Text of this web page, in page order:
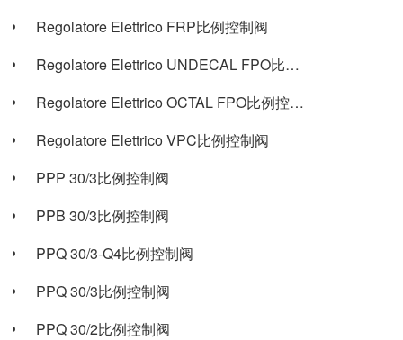
Regolatore Elettrico FRP比例控制阀
Regolatore Elettrico UNDECAL FPO比例控制阀
Regolatore Elettrico OCTAL FPO比例控制阀
Regolatore Elettrico VPC比例控制阀
PPP 30/3比例控制阀
PPB 30/3比例控制阀
PPQ 30/3-Q4比例控制阀
PPQ 30/3比例控制阀
PPQ 30/2比例控制阀